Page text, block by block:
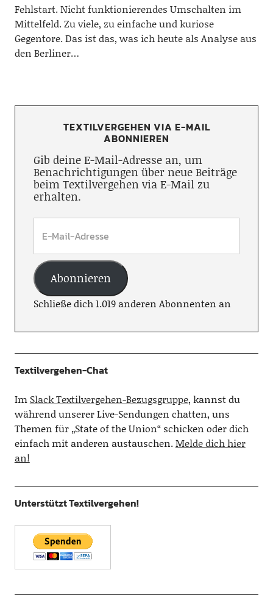
Fehlstart. Nicht funktionierendes Umschalten im
Mittelfeld. Zu viele, zu einfache und kuriose
Gegentore. Das ist das, was ich heute als Analyse aus
den Berliner…
TEXTILVERGEHEN VIA E-MAIL
ABONNIEREN
Gib deine E-Mail-Adresse an, um
Benachrichtigungen über neue Beiträge
beim Textilvergehen via E-Mail zu
erhalten.
Abonnieren
Schließe dich 1.019 anderen Abonnenten an
Textilvergehen-Chat
Im Slack Textilvergehen-Bezugsgruppe, kannst du
während unserer Live-Sendungen chatten, uns
Themen für „State of the Union“ schicken oder dich
einfach mit anderen austauschen.Melde dich hier
an!
Unterstützt Textilvergehen!